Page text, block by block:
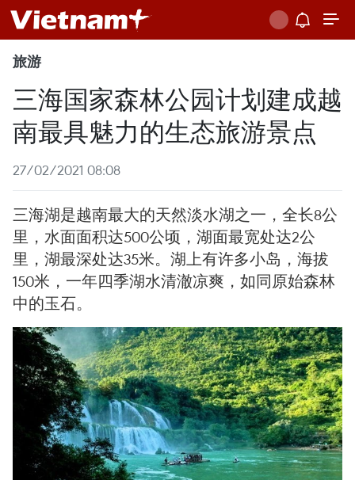
旅游
三海国家森林公园计划建成越
南最具魅力的生态旅游景点
27/02/2021 08:08
三海湖是越南最大的天然淡水湖之一，全长8公
里，水面面积达500公顷，湖面最宽处达2公
里，湖最深处达35米。湖上有许多小岛，海拔
150米，一年四季湖水清澈凉爽，如同原始森林
中的玉石。